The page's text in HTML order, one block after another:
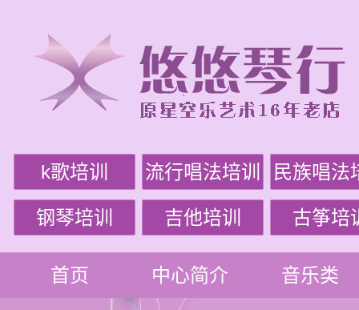
k歌培训 流行唱法培训 民族唱法
钢琴培训 吉他培训 古筝培
首页 中心简介 音乐类